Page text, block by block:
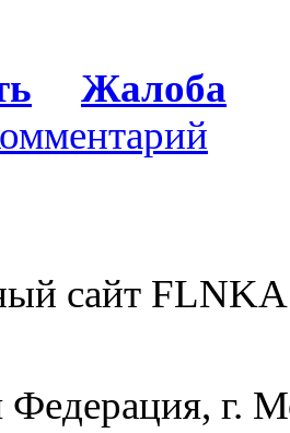
Жалоба
сайт
Федерация, г.